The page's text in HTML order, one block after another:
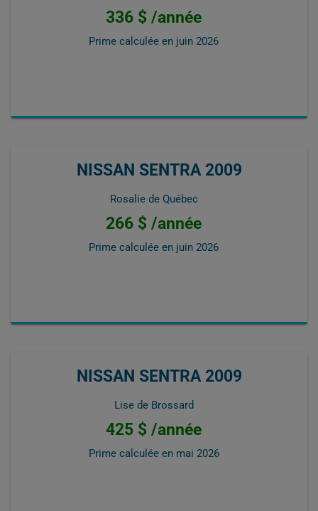
336 $ /année
Prime calculée en juin 2026
NISSAN SENTRA 2009
Rosalie de Québec
266 $ /année
Prime calculée en juin 2026
NISSAN SENTRA 2009
Lise de Brossard
425 $ /année
Prime calculée en mai 2026